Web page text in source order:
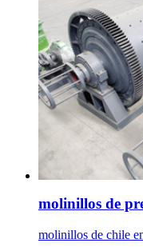
molinillos de
molinillos de chile